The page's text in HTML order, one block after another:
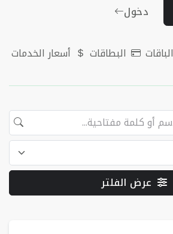
دخول
الباقات البطاقات أسعار الخدمات
عرض الفلتر